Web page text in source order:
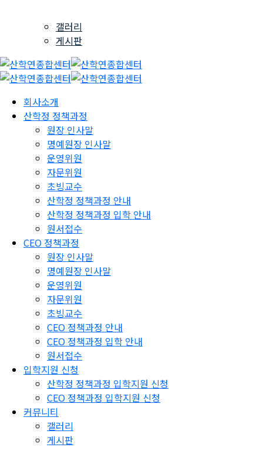
갤러리
게시판
회사소개
산학정 정책과정
원장 인사말
명예원장 인사말
운영위원
자문위원
초빙교수
산학정 정책과정 안내
산학정 정책과정 입학 안내
원서접수
CEO 정책과정
원장 인사말
명예원장 인사말
운영위원
자문위원
초빙교수
CEO 정책과정 안내
CEO 정책과정 입학 안내
원서접수
입학지원 신청
산학정 정책과정 입학지원 신청
CEO 정책과정 입학지원 신청
커뮤니티
갤러리
게시판